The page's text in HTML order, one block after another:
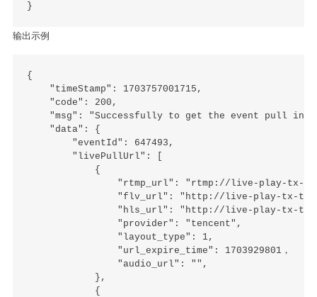
输出示例
{
    "timeStamp": 1703757001715,
    "code": 200,
"msg": "Successfully to get the event pull
    "data": {
        "eventId": 647493,
        "livePullUrl": [
            {
"rtmp_url": "rtmp://live-play-tx-
"flv_url": "http://live-play-tx-
"hls_url": "http://live-play-tx-
                "provider": "tencent",
                "layout_type": 1,
                "url_expire_time": 1703929801，
                "audio_url": "",
            },
            {